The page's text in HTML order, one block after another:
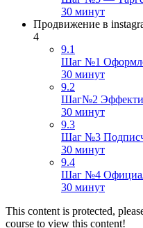
30 минут
Продвижение в
4
9.1
Шаг №1
30 минут
9.2
Шаг№2
30 минут
9.3
Шаг №3
30 минут
9.4
Шаг №4
30 минут
This content is protected,
course to view this content!